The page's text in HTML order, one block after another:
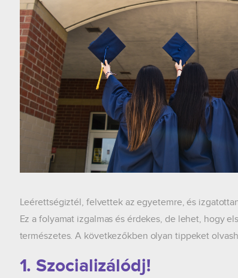
Leérettségiztél, felvettek az egyetemre, és
Ez a folyamat izgalmas és érdekes, de lehet, hogy
természetes. A következőkben olyan tippeket
1. Szocializálódj!